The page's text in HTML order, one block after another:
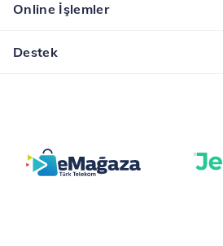
Online İşlemler
Destek